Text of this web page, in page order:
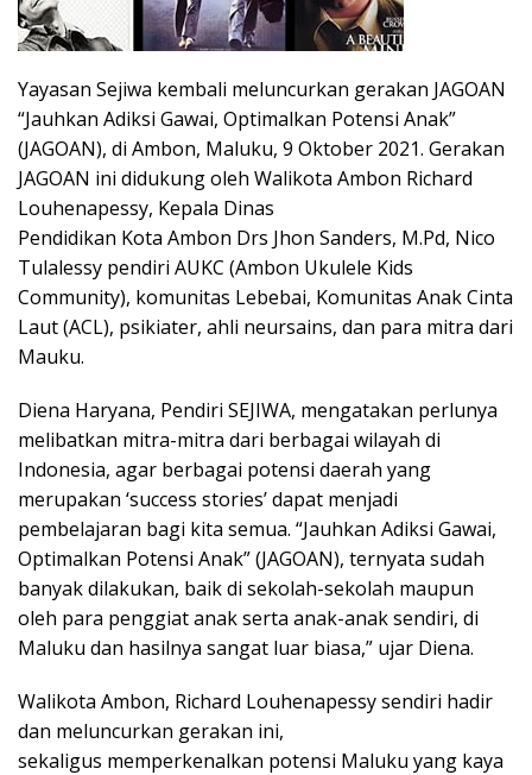
Yayasan Sejiwa kembali meluncurkan gerakan JAGOAN
“Jauhkan Adiksi Gawai, Optimalkan Potensi Anak”
(JAGOAN), di Ambon, Maluku, 9 Oktober 2021. Gerakan
JAGOAN ini didukung oleh Walikota Ambon Richard
Louhenapessy, Kepala Dinas
Pendidikan Kota Ambon Drs Jhon Sanders, M.Pd, Nico
Tulalessy pendiri AUKC (Ambon Ukulele Kids
Community), komunitas Lebebai, Komunitas Anak Cinta
Laut (ACL), psikiater, ahli neursains, dan para mitra dari
Mauku.
Diena Haryana, Pendiri SEJIWA, mengatakan perlunya
melibatkan mitra-mitra dari berbagai wilayah di
Indonesia, agar berbagai potensi daerah yang
merupakan ‘success stories’ dapat menjadi
pembelajaran bagi kita semua. “Jauhkan Adiksi Gawai,
Optimalkan Potensi Anak” (JAGOAN), ternyata sudah
banyak dilakukan, baik di sekolah-sekolah maupun
oleh para penggiat anak serta anak-anak sendiri, di
Maluku dan hasilnya sangat luar biasa,” ujar Diena.
Walikota Ambon, Richard Louhenapessy sendiri hadir
dan meluncurkan gerakan ini,
sekaligus memperkenalkan potensi Maluku yang kaya